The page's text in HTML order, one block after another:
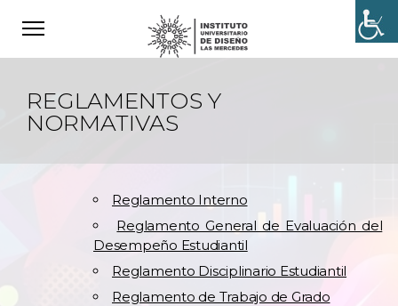
REGLAMENTOS Y
NORMATIVAS
Reglamento Interno
Reglamento General de Evaluación del
Desempeño Estudiantil
Reglamento Disciplinario Estudiantil
Reglamento de Trabajo de Grado